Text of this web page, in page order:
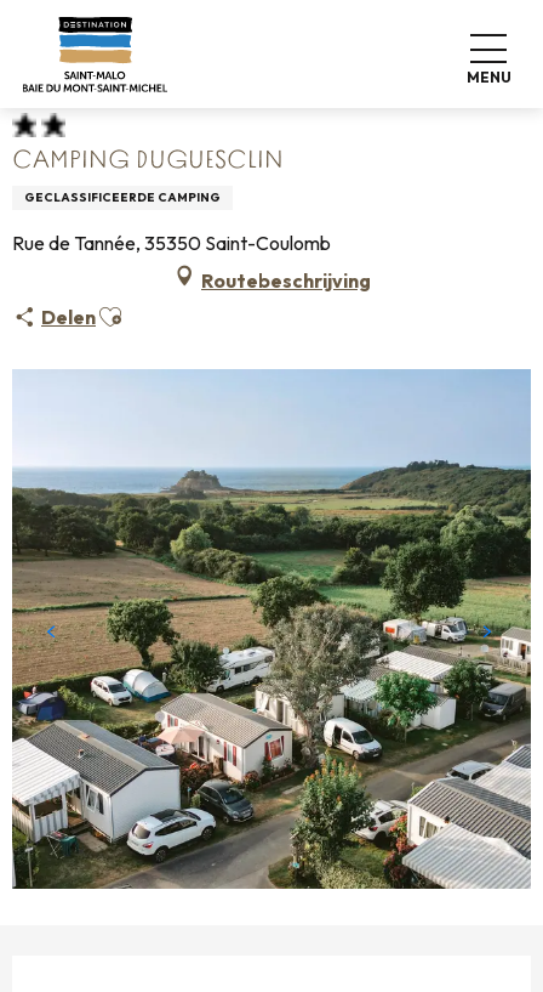
contenu
MENU
Home Koffers pakken
Campings
Camping Duguesclin
CAMPING DUGUESCLIN
GECLASSIFICEERDE CAMPING
Rue de Tannée, 35350 Saint-Coulomb
Routebeschrijving
DelenAjouter aux favoris